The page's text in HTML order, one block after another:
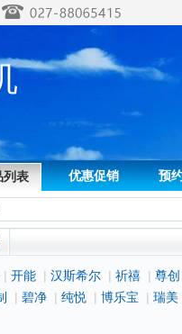
列表 优惠促销 预
| 开能 | 汉斯希尔 | 祈禧 | 尊创
| 碧净 | 纯悦 | 博乐宝 | 瑞美